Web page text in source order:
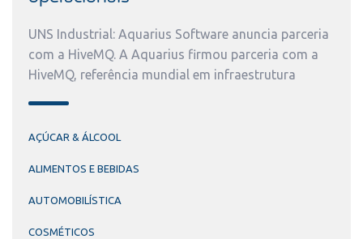
UNS Industrial: Aquarius Software anuncia parceria
com a HiveMQ. A Aquarius firmou parceria com a
HiveMQ, referência mundial em infraestrutura
AÇÚCAR & ÁLCOOL
ALIMENTOS E BEBIDAS
AUTOMOBILÍSTICA
COSMÉTICOS